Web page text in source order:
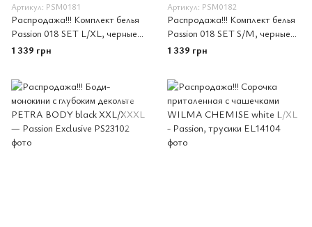
Артикул: PSM0181
Распродажа!!! Комплект белья
Passion 018 SET L/XL, черные
шортики и топик с белыми
элементами
1 339 грн
Артикул: PSM0182
Распродажа!!! Комплект белья
Passion 018 SET S/M, черные
шортики и топик с белыми
элементами
1 339 грн